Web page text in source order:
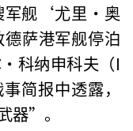
军舰‘尤里·奥
萨港军舰停泊
科纳申科夫（I
简报中透露，
器”。